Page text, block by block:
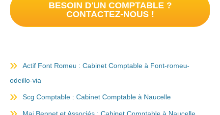
BESOIN D'UN COMPTABLE ?
CONTACTEZ-NOUS !
Actif Font Romeu : Cabinet Comptable à Font-romeu-
odeillo-via
Scg Comptable : Cabinet Comptable à Naucelle